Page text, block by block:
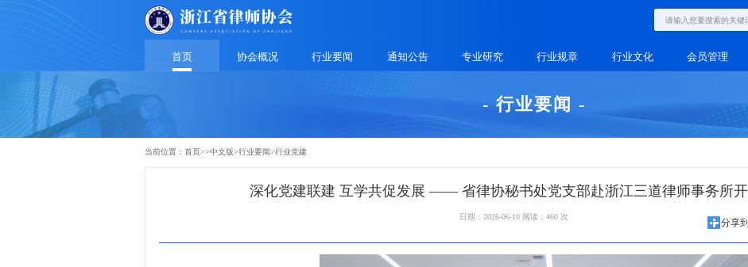
首页 协会概况 行业要闻 通知公告 专业研究 行业规章 行业文化 会员管理
- 行业要闻 -
当前位置： 首页>>中文版>行业要闻>行业党建
深化党建联建 互学共促发展 —— 省律协秘书处党支部赴浙江三道律师事务所
日期：2026-06-10 阅读：460 次
分享